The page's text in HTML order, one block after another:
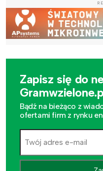
Zapisz się do
Bądź na bieżąco z
ofertami firm z rynku